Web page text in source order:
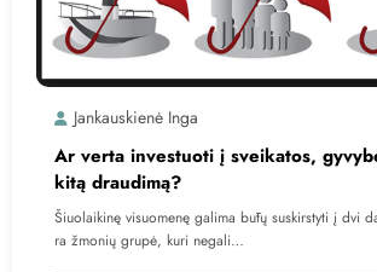
Jankauskienė Inga
Ar verta investuoti į sveikatos,
kitą draudimą?
Šiuolaikinę visuomenę galima būtų suskirstyti į dvi
ra žmonių grupė, kuri negali…